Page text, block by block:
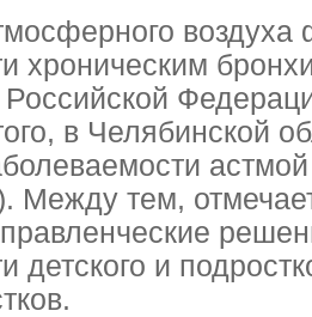
хроническим
Российской
в Челябинской
Между тем,
детского и